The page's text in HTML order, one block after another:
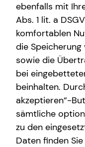
Kamera
In der
deine persönlichen
ebenfalls mit
Abs. 1 lit. a
komfortablen
die
sowie die
bei
beinhalten.
akzeptieren“-
sämtliche
zu den
Daten finden